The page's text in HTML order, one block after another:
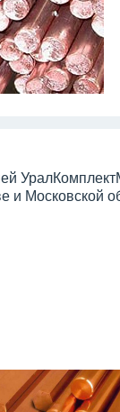
и Московской